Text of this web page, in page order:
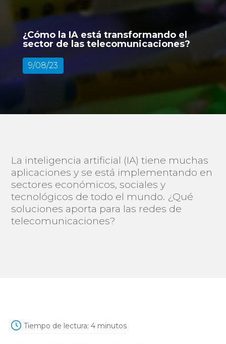
¿Cómo la IA está transformando el
sector de las telecomunicaciones?
9/08/23
La inteligencia artificial (IA) tiene muchas
aplicaciones y se está implementando en
sectores económicos, sociales y
tecnológicos de todo el mundo. ¿Qué
soluciones aporta para las redes de
telecomunicaciones?
Tiempo de lectura: 4 minutos